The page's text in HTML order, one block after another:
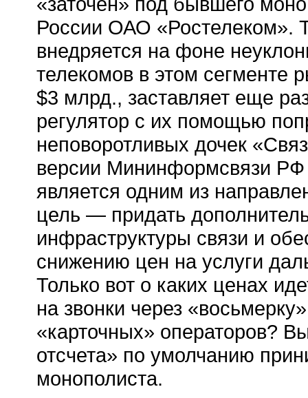
России ОАО «Ростелеком».
внедряется на фоне
телекомов в этом сегменте
$3 млрд., заставляет еще
регулятор с их помощью
неповоротливых дочек
версии Мининформсвязи РФ
является одним из
цель — придать
инфраструктуры связи и
снижению цен на услуги
Только вот о каких ценах
на звонки через
«карточных» операторов?
отсчета» по умолчанию
монополиста.